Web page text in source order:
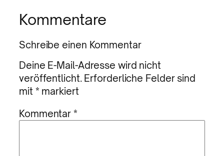
Kommentare
Schreibe einen Kommentar
Deine E-Mail-Adresse wird nicht
veröffentlicht. Erforderliche Felder sind
mit * markiert
Kommentar*